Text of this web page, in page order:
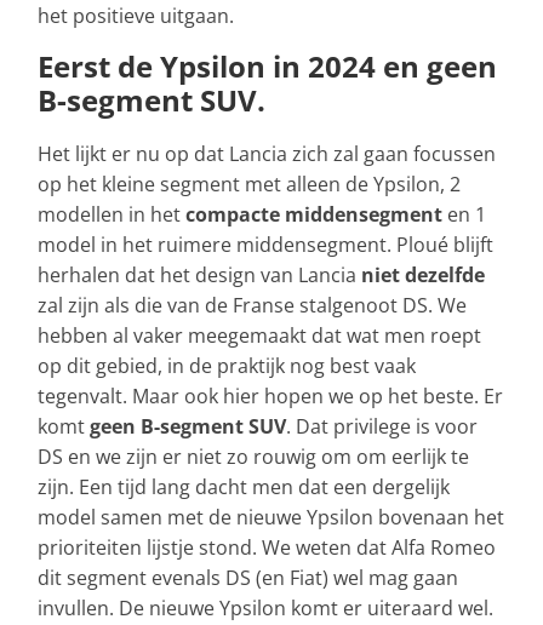
het positieve uitgaan.
Eerst de Ypsilon in 2024 en geen
B-segment SUV.
Het lijkt er nu op dat Lancia zich zal gaan focussen
op het kleine segment met alleen de Ypsilon, 2
modellen in hetcompacte middensegment en 1
model in het ruimere middensegment. Ploué blijft
herhalen dat het design van Lancia niet dezelfde
zal zijn als die van de Franse stalgenoot DS. We
hebben al vaker meegemaakt dat wat men roept
op dit gebied, in de praktijk nog best vaak
tegenvalt. Maar ook hier hopen we op het beste. Er
komtgeen B-segment SUV. Dat privilege is voor
DS en we zijn er niet zo rouwig om om eerlijk te
zijn. Een tijd lang dacht men dat een dergelijk
model samen met de nieuwe Ypsilon bovenaan het
prioriteiten lijstje stond. We weten dat Alfa Romeo
dit segment evenals DS (en Fiat) wel mag gaan
invullen. De nieuwe Ypsilon komt er uiteraard wel.